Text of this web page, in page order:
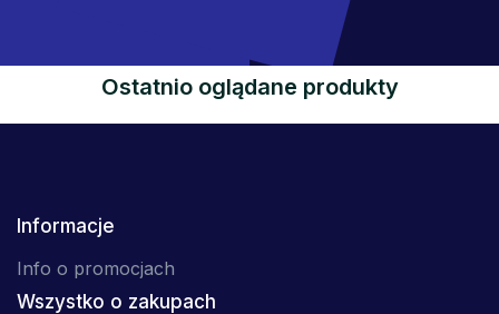
Ostatnio oglądane produkty
Informacje
Info o promocjach
Wszystko o zakupach